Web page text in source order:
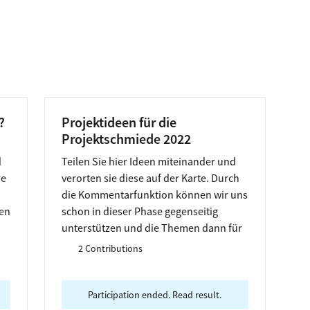
Projektideen für die
Projektschmiede 2022
Teilen Sie hier Ideen miteinander und
verorten sie diese auf der Karte. Durch
die Kommentarfunktion können wir uns
schon in dieser Phase gegenseitig
unterstützen und die Themen dann für
die Projektschmiede-Termine mit Ihnen
2 Contributions
Participation ended. Read result.